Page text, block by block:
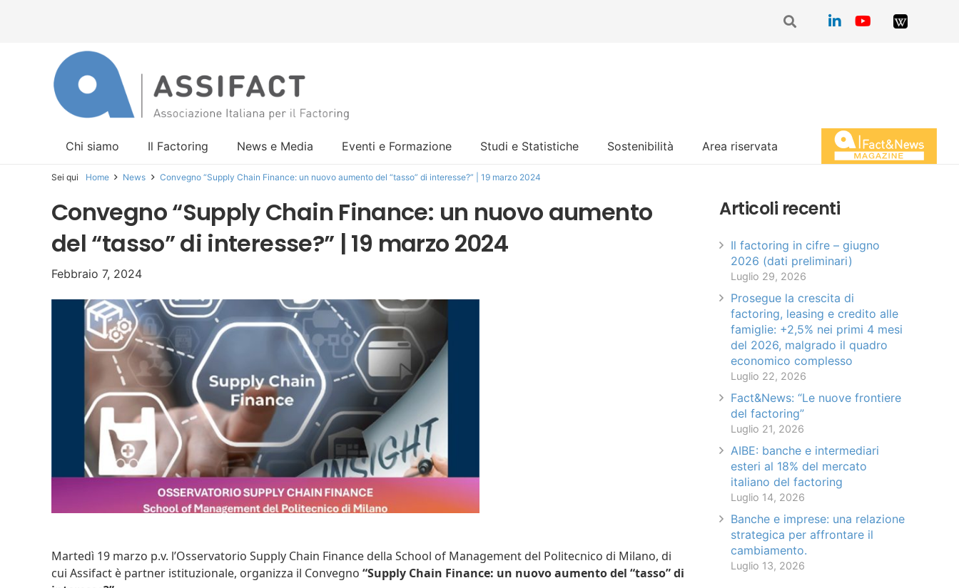
Chi siamo Il Factoring News e Media Eventi e Formazione Studi e Statistiche Sostenibilità Area riservata Magazine Fact&News
Sei qui Home News Convegno “Supply Chain Finance: un nuovo aumento del “tasso” di interesse?” | 19 marzo 2024
Convegno “Supply Chain Finance: un nuovo aumento
del “tasso” di interesse?” | 19 marzo 2024
Febbraio 7, 2024
Martedì 19 marzo p.v. l’Osservatorio Supply Chain Finance della School of Management del Politecnico di Milano, di
cui Assifact è partner istituzionale, organizza il Convegno “Supply Chain Finance: un nuovo aumento del “tasso” di
Articoli recenti
Il factoring in cifre – giugno
2026 (dati preliminari)
Luglio 29, 2026
Prosegue la crescita di
factoring, leasing e credito alle
famiglie: +2,5% nei primi 4 mesi
del 2026, malgrado il quadro
economico complesso
Luglio 22, 2026
Fact&News: “Le nuove frontiere
del factoring”
Luglio 21, 2026
AIBE: banche e intermediari
esteri al 18% del mercato
italiano del factoring
Luglio 14, 2026
Banche e imprese: una relazione
strategica per affrontare il
cambiamento.
Luglio 13, 2026